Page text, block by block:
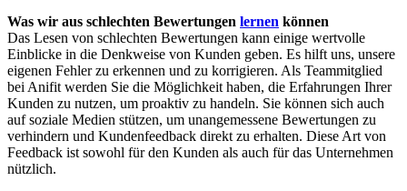
Was wir aus schlechten Bewertungen lernen können
Das Lesen von schlechten Bewertungen kann einige wertvolle
Einblicke in die Denkweise von Kunden geben. Es hilft uns, unsere
eigenen Fehler zu erkennen und zu korrigieren. Als Teammitglied
bei Anifit werden Sie die Möglichkeit haben, die Erfahrungen Ihrer
Kunden zu nutzen, um proaktiv zu handeln. Sie können sich auch
auf soziale Medien stützen, um unangemessene Bewertungen zu
verhindern und Kundenfeedback direkt zu erhalten. Diese Art von
Feedback ist sowohl für den Kunden als auch für das Unternehmen
nützlich.